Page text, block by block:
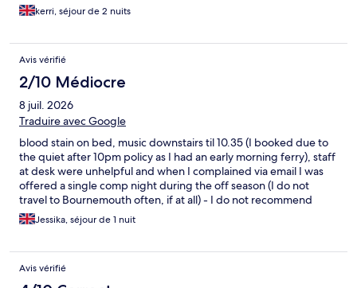
kerri, séjour de 2 nuits
Avis vérifié
2/10 Médiocre
8 juil. 2026
Traduire avec Google
blood stain on bed, music downstairs til 10.35 (I booked due to
the quiet after 10pm policy as I had an early morning ferry), staff
at desk were unhelpful and when I complained via email I was
offered a single comp night during the off season (I do not
travel to Bournemouth often, if at all) - I do not recommend
staying here at all
Jessika, séjour de 1 nuit
Avis vérifié